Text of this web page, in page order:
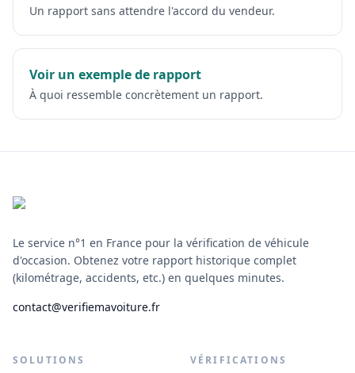
Un rapport sans attendre l'accord du vendeur.
Voir un exemple de rapport
À quoi ressemble concrètement un rapport.
Le service n°1 en France pour la vérification de véhicule
d'occasion. Obtenez votre rapport historique complet
(kilométrage, accidents, etc.) en quelques minutes.
contact@verifiemavoiture.fr
SOLUTIONS VÉRIFICATIONS